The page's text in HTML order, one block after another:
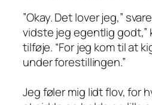
”Okay. Det lover jeg,”
vidste jeg egentlig godt,”
tilføje. “For jeg kom til at
under forestillingen.”
Jeg føler mig lidt flov, for